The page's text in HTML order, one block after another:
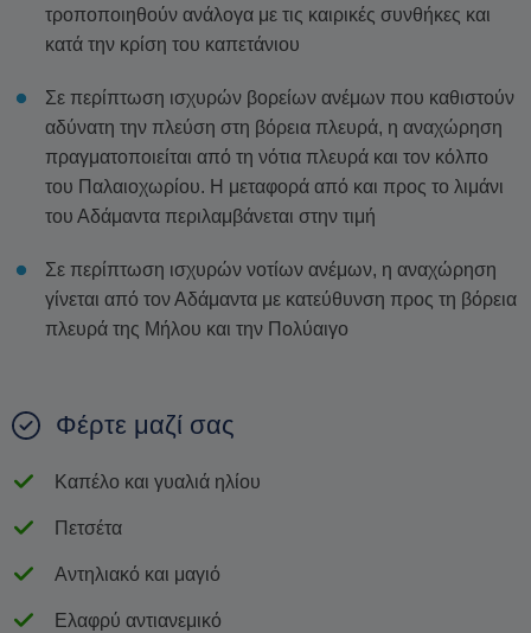
τροποποιηθούν ανάλογα με τις καιρικές συνθήκες και
κατά την κρίση του καπετάνιου
Σε περίπτωση ισχυρών βορείων ανέμων που καθιστούν
αδύνατη την πλεύση στη βόρεια πλευρά, η αναχώρηση
πραγματοποιείται από τη νότια πλευρά και τον κόλπο
του Παλαιοχωρίου. Η μεταφορά από και προς το λιμάνι
του Αδάμαντα περιλαμβάνεται στην τιμή
Σε περίπτωση ισχυρών νοτίων ανέμων, η αναχώρηση
γίνεται από τον Αδάμαντα με κατεύθυνση προς τη βόρεια
πλευρά της Μήλου και την Πολύαιγο
Φέρτε μαζί σας
Καπέλο και γυαλιά ηλίου
Πετσέτα
Αντηλιακό και μαγιό
Ελαφρύ αντιανεμικό